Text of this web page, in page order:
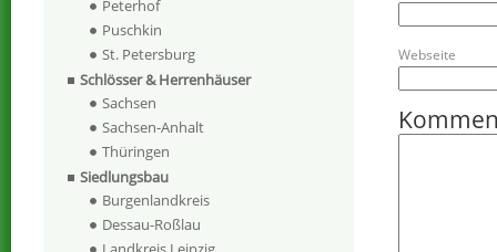
Webseite
Peterhof
Puschkin
St. Petersburg
Schlösser & Herrenhäuser
Sachsen
Sachsen-Anhalt
Thüringen
Siedlungsbau
Burgenlandkreis
Dessau-Roßlau